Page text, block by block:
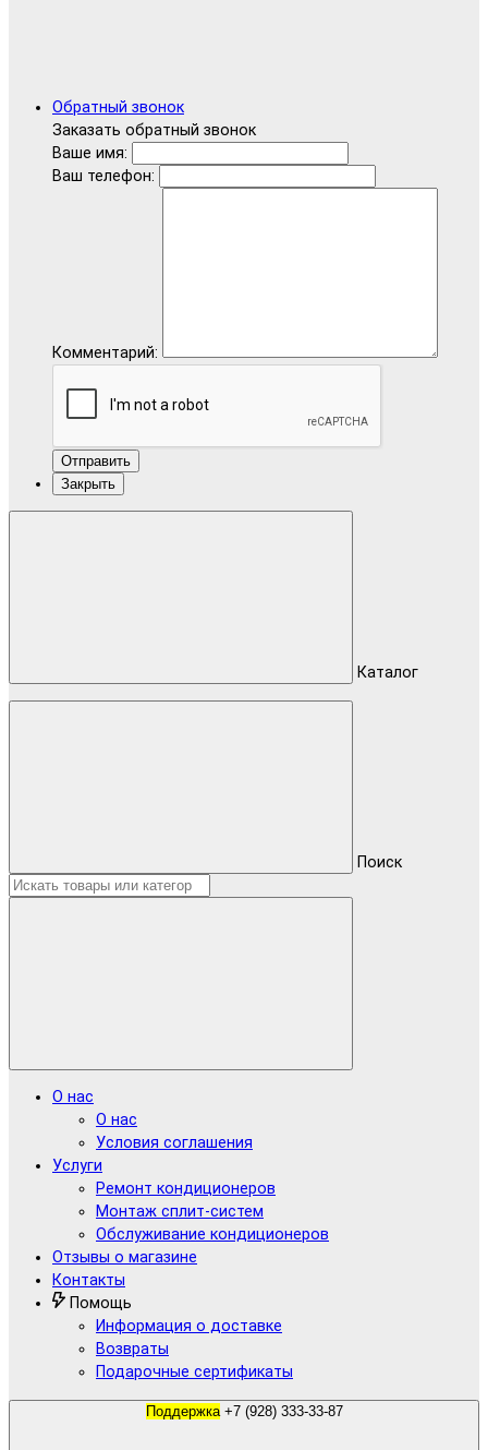
Обратный звонок
Заказать обратный звонок
Ваше имя:
Ваш телефон:
Комментарий:
Отправить
Закрыть
Каталог
Поиск
О нас
О нас
Условия соглашения
Услуги
Ремонт кондиционеров
Монтаж сплит-систем
Обслуживание кондиционеров
Отзывы о магазине
Контакты
Помощь
Информация о доставке
Возвраты
Подарочные сертификаты
Поддержка +7 (928) 333-33-87